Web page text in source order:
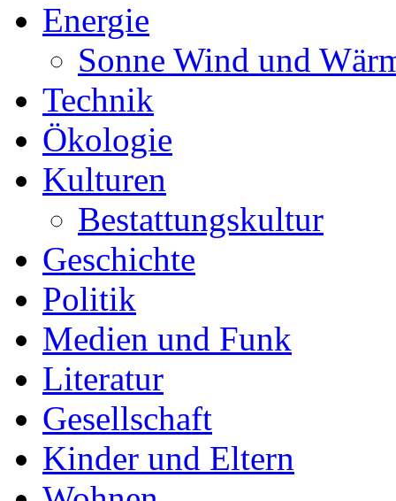
Energie
Sonne Wind und
Technik
Ökologie
Kulturen
Bestattungskultur
Geschichte
Politik
Medien und Funk
Literatur
Gesellschaft
Kinder und Eltern